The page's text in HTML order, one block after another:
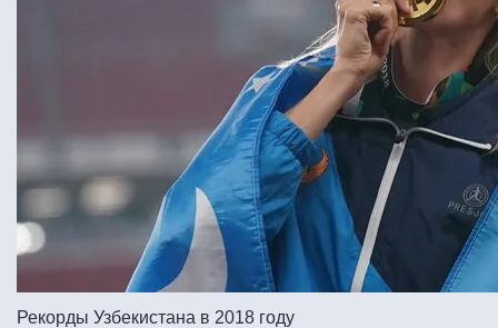
Рекорды Узбекистана в 2018 году